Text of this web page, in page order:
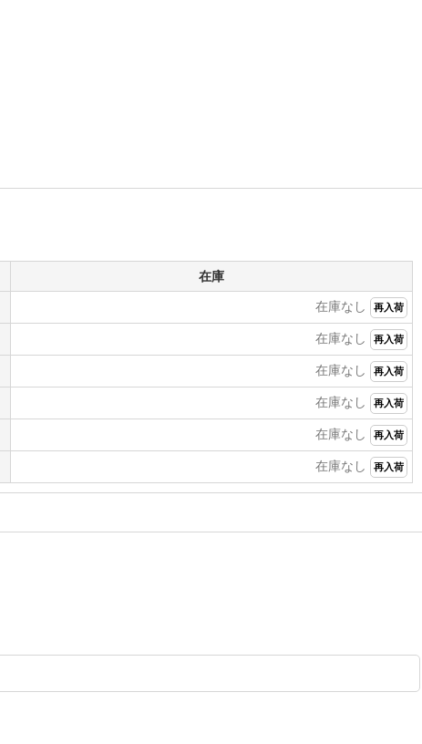
在庫
在庫なし 再入荷
在庫なし 再入荷
在庫なし 再入荷
在庫なし 再入荷
在庫なし 再入荷
在庫なし 再入荷